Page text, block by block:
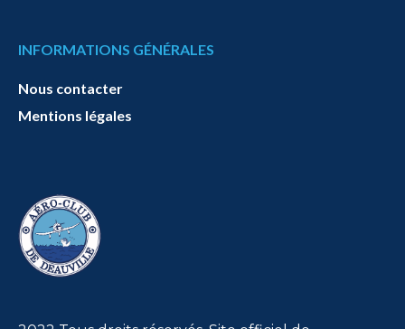
INFORMATIONS GÉNÉRALES
Nous contacter
Mentions légales